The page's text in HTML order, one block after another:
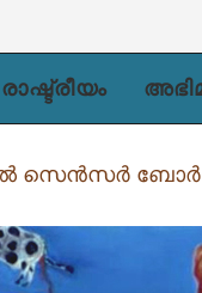
രാഷ്ട്രീയം
സെന്‍സര്‍